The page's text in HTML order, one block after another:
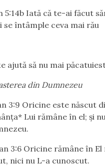
5:14b Iată că te-ai făcut
se întâmple ceva mai rău
ajută să nu mai
din Dumnezeu
3:9 Oricine este născut
* Lui rămâne în el; şi
3:6 Oricine rămâne în El
nici nu L-a cunoscut.